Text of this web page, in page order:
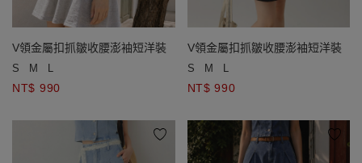
V領金屬扣抓皺收腰澎袖短洋裝
S M L
NT$ 990
V領金屬扣抓皺收腰澎袖短洋裝
S M L
NT$ 990